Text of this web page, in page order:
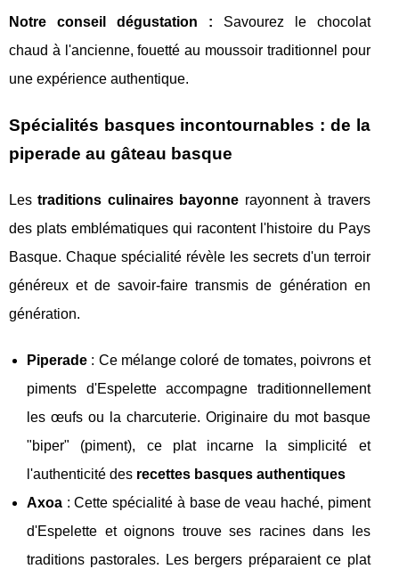
Notre conseil dégustation : Savourez le chocolat
chaud à l'ancienne, fouetté au moussoir traditionnel pour
une expérience authentique.
Spécialités basques incontournables : de la
piperade au gâteau basque
Lestraditions culinaires bayonne rayonnent à travers
des plats emblématiques qui racontent l'histoire du Pays
Basque. Chaque spécialité révèle les secrets d'un terroir
généreux et de savoir-faire transmis de génération en
génération.
Piperade : Ce mélange coloré de tomates, poivrons et
piments d'Espelette accompagne traditionnellement
les œufs ou la charcuterie. Originaire du mot basque
"biper" (piment), ce plat incarne la simplicité et
l'authenticité des recettes basques authentiques
Axoa : Cette spécialité à base de veau haché, piment
d'Espelette et oignons trouve ses racines dans les
traditions pastorales. Les bergers préparaient ce plat